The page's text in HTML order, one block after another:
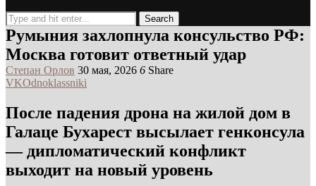
Search
Румыния захлопнула консульство РФ:
Москва готовит ответный удар
Степан Орлов 30 мая, 2026 6 Share
VKOdnoklassniki
После падения дрона на жилой дом в
Галаце Бухарест высылает генконсула
— дипломатический конфликт
выходит на новый уровень